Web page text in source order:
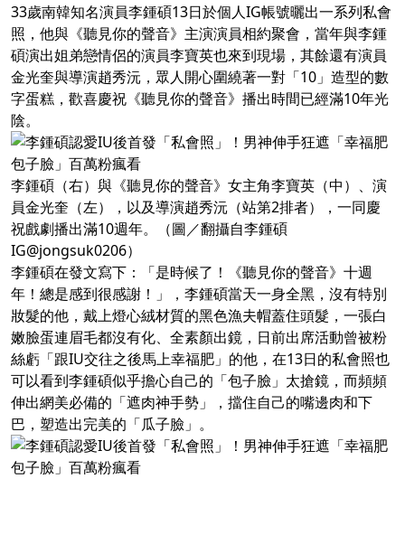
33歲南韓知名演員李鍾碩13日於個人IG帳號曬出一系列私會
照，他與《聽見你的聲音》主演演員相約聚會，當年與李鍾
碩演出姐弟戀情侶的演員李寶英也來到現場，其餘還有演員
金光奎與導演趙秀沅，眾人開心圍繞著一對「10」造型的數
字蛋糕，歡喜慶祝《聽見你的聲音》播出時間已經滿10年光
陰。
李鍾碩（右）與《聽見你的聲音》女主角李寶英（中）、演
員金光奎（左），以及導演趙秀沅（站第2排者），一同慶
祝戲劇播出滿10週年。（圖／翻攝自李鍾碩
IG@jongsuk0206）
李鍾碩在發文寫下：「是時候了！《聽見你的聲音》十週
年！總是感到很感謝！」，李鍾碩當天一身全黑，沒有特別
妝髮的他，戴上燈心絨材質的黑色漁夫帽蓋住頭髮，一張白
嫩臉蛋連眉毛都沒有化、全素顏出鏡，日前出席活動曾被粉
絲虧「跟IU交往之後馬上幸福肥」的他，在13日的私會照也
可以看到李鍾碩似乎擔心自己的「包子臉」太搶鏡，而頻頻
伸出網美必備的「遮肉神手勢」，擋住自己的嘴邊肉和下
巴，塑造出完美的「瓜子臉」。